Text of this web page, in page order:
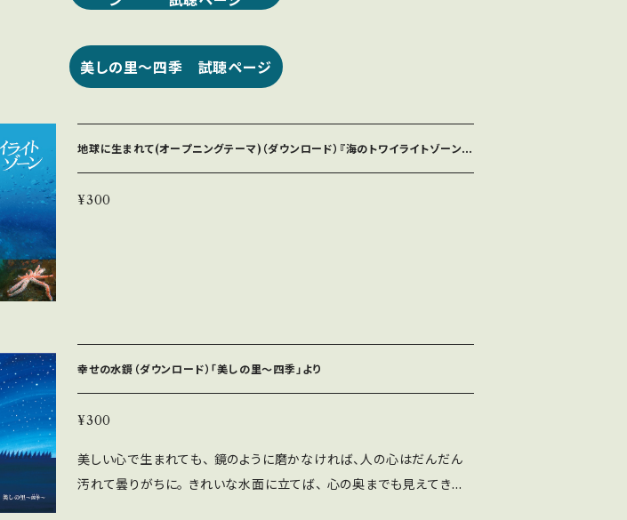
美しの里〜四季 試聴ページ
地球に生まれて(オープニングテーマ)（ダウンロード）『海のトワイライトゾーン』
より
¥300
幸せの水鏡（ダウンロード）「美しの里〜四季」より
¥300
美しい心で生まれても、 鏡のように磨かなければ、人の心はだんだん
汚れて曇りがちに。 きれいな水面に立てば、 心の奥までも見えてきそ